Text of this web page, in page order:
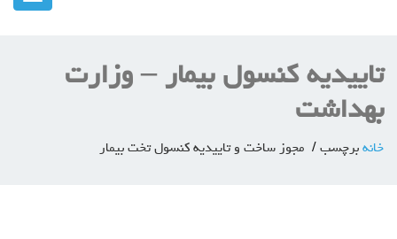
تاییدیه کنسول بیمار – وزارت
بهداشت
خانه برچسب مجوز ساخت و تاییدیه کنسول تخت بیمار